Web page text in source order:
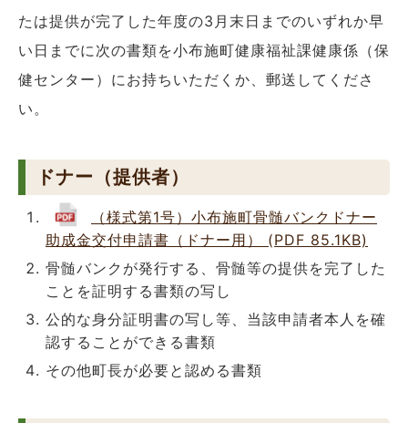
たは提供が完了した年度の3月末日までのいずれか早
い日までに次の書類を小布施町健康福祉課健康係（保
健センター）にお持ちいただくか、郵送してくださ
い。
ドナー（提供者）
（様式第1号）小布施町骨髄バンクドナー
助成金交付申請書（ドナー用） (PDF 85.1KB)
骨髄バンクが発行する、骨髄等の提供を完了した
ことを証明する書類の写し
公的な身分証明書の写し等、当該申請者本人を確
認することができる書類
その他町長が必要と認める書類